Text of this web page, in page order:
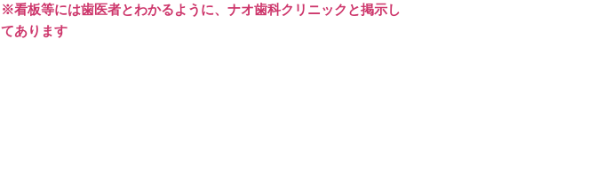
※看板等には歯医者とわかるように、ナオ歯科クリニックと掲示し
てあります